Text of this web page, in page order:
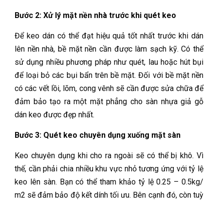
Bước 2: Xử lý mặt nền nhà trước khi quét keo
Để keo dán có thể đạt hiệu quả tốt nhất trước khi dán
lên nền nhà, bề mặt nền cần được làm sạch kỹ. Có thể
sử dụng nhiều phương pháp như quét, lau hoặc hút bụi
để loại bỏ các bụi bẩn trên bề mặt. Đối với bề mặt nền
có các vết lồi, lõm, cong vênh sẽ cần được sửa chữa để
đảm bảo tạo ra một mặt phẳng cho sàn nhựa giả gỗ
dán keo được đẹp nhất.
Bước 3: Quét keo chuyên dụng xuống mặt sàn
Keo chuyên dụng khi cho ra ngoài sẽ có thể bị khô. Vì
thế, cần phải chia nhiều khu vực nhỏ tương ứng với tỷ lệ
keo lên sàn. Bạn có thể tham khảo tỷ lệ 0.25 – 0.5kg/
m2 sẽ đảm bảo độ kết dính tối ưu. Bên cạnh đó, còn tuỳ